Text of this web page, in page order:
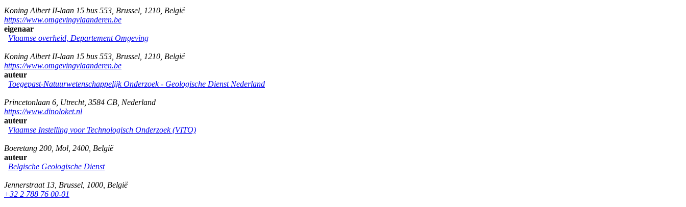
Koning Albert II-laan 15 bus 553 Brussel 1210 België
https://www.omgevingvlaanderen.be
eigenaar
Vlaamse overheid, Departement Omgeving
Koning Albert II-laan 15 bus 553 Brussel 1210 België
https://www.omgevingvlaanderen.be
auteur
Toegepast-Natuurwetenschappelijk Onderzoek - Geologische Dienst Nederland
Princetonlaan 6 Utrecht, 3584 CB Nederland
https://www.dinoloket.nl
auteur
Vlaamse Instelling voor Technologisch Onderzoek (VITO)
Boeretang 200 Mol 2400 België
auteur
Belgische Geologische Dienst
Jennerstraat 13 Brussel 1000 België
+32 2 788 76 00-01